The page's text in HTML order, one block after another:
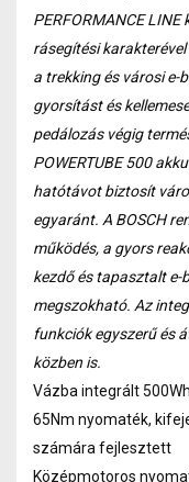
PERFORMANCE
rásegítési
a trekking és városi e-
gyorsítást és
pedálozás végig
POWERTUBE 500
hatótávot biztosít
egyaránt. A BOSCH
működés, a gyors
kezdő és tapasztalt e-
megszokható. Az
funkciók egyszerű és
közben is.
Vázba integrált
65Nm nyomaték,
számára fejlesztett
Középmotoros